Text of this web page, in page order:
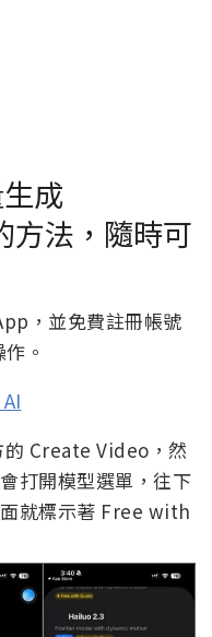
成
方法，隨時可
，並免費註冊帳號
。
的 Create Video，然
打開模型選單，往下
就標示著 Free with